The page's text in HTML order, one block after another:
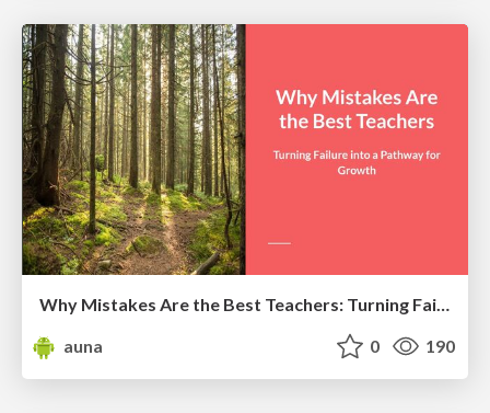
Why Mistakes Are the Best Teachers: Turning Failure into a Pathway for Growth
auna
0 190